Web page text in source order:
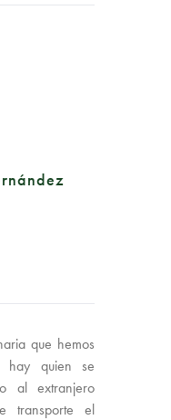
que hemos
hay quien se
al extranjero
transporte el